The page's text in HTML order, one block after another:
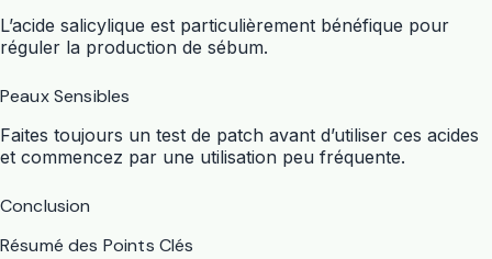
L’acide salicylique est particulièrement bénéfique pour
réguler la production de sébum.
Peaux Sensibles
Faites toujours un test de patch avant d’utiliser ces acides
et commencez par une utilisation peu fréquente.
Conclusion
Résumé des Points Clés